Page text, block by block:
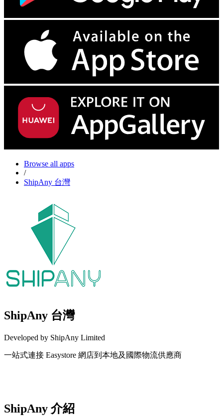
Browse all apps
/
ShipAny 台灣
ShipAny 台灣
Developed by ShipAny Limited
一站式連接 Easystore 網店到本地及國際物流供應商
ShipAny 介紹